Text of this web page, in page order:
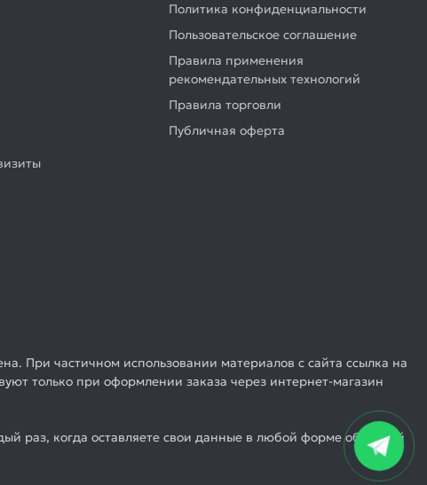
Политика конфиденциальности
Пользовательское соглашение
Правила применения
рекомендательных технологий
Правила торговли
Публичная оферта
частичном использовании материалов с сайта ссылка на
только при оформлении заказа через интернет-магазин
раз, когда оставляете свои данные в любой форме обратной